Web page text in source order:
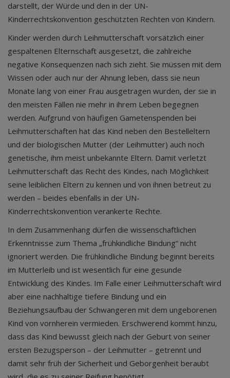
darstellt, der Würde und den in der UN-
Kinderrechtskonvention geschützten Rechten von Kindern.
Kinder werden durch Leihmutterschaft vorsätzlich einer
gespaltenen Elternschaft ausgesetzt, die zahlreiche
negative Konsequenzen nach sich zieht. Sie müssen mit dem
Wissen oder auch nur der Ahnung leben, dass sie neun
Monate lang von einer Frau ausgetragen wurden, der sie in
den meisten Fällen nie mehr in ihrem Leben begegnen
werden. Aufgrund von häufigen Gametenspenden bei
Leihmutterschaften hat das Kind neben den Bestelleltern
und der biologischen Mutter (der Leihmutter) auch noch
genetische, ihm meist unbekannte Eltern. Damit verletzt
Leihmutterschaft das Recht des Kindes, nach Möglichkeit
seine leiblichen Eltern zu kennen und von ihnen betreut zu
werden – beides ebenfalls in der UN-
Kinderrechtskonvention verankerte Rechte.
In dem Zusammenhang dürfen die wissenschaftlichen
Erkenntnisse zum Thema „frühkindliche Bindung“ nicht
ignoriert werden. Die frühkindliche Bindung beginnt bereits
im Mutterleib und ist wesentlich für eine gesunde
Entwicklung des Kindes. Im Falle einer Leihmutterschaft wird
aber eine nachhaltige tiefere Bindung und ein
Beziehungsaufbau der Schwangeren mit dem ungeborenen
Kind von vornherein vermieden. Erschwerend kommt hinzu,
dass das Kind bewusst gleich nach der Geburt von seiner
ersten Bezugsperson – der Leihmutter – getrennt und
damit sehr früh der Sicherheit und Geborgenheit beraubt